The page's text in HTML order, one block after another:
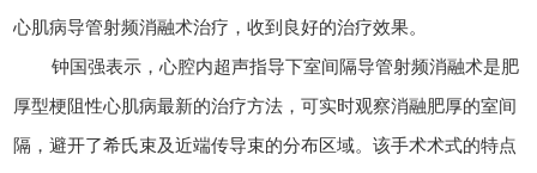
心肌病导管射频消融术治疗，收到良好的治疗效果。
钟国强表示，心腔内超声指导下室间隔导管射频消融术是肥
厚型梗阻性心肌病最新的治疗方法，可实时观察消融肥厚的室间
隔，避开了希氏束及近端传导束的分布区域。该手术术式的特点